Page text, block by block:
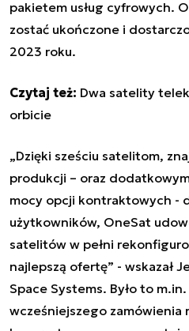
pakietem usług cyfrowych.
zostać ukończone i
2023 roku.
Czytaj też: Dwa satelity
orbicie
„Dzięki sześciu satelitom,
produkcji – oraz
mocy opcji kontraktowych -
użytkowników, OneSat
satelitów w pełni
najlepszą ofertę” - wskazał
Space Systems. Było to
wcześniejszego zamówienia